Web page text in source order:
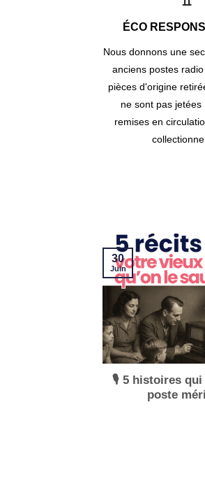
ÉCO
Nous donnons une
anciens postes
pièces d'origine
ne sont pas jetées
remises en
🎙️ 5 histoires qui
poste
30
Juin